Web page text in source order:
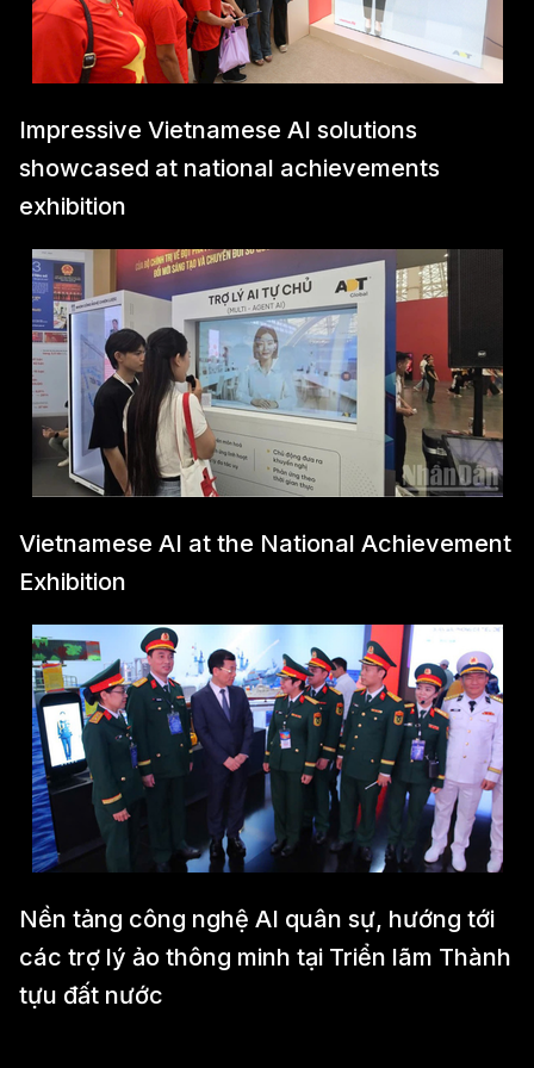
Impressive Vietnamese AI solutions
showcased at national achievements
exhibition
Vietnamese AI at the National Achievement
Exhibition
Nền tảng công nghệ AI quân sự, hướng tới
các trợ lý ảo thông minh tại Triển lãm Thành
tựu đất nước